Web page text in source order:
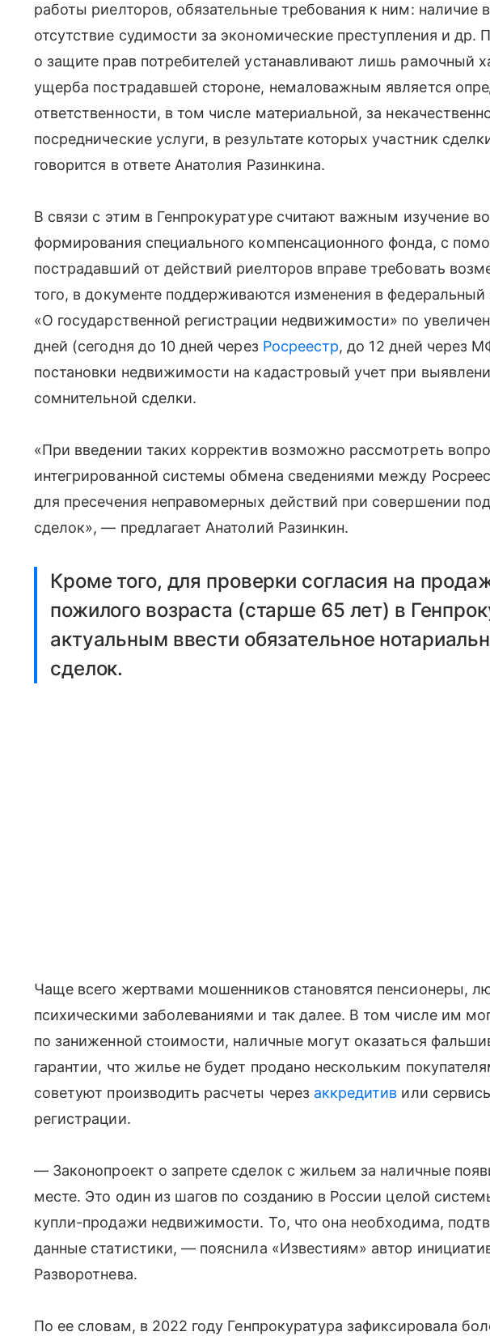
работы риелторов, обязательные требования к ним: наличие
отсутствие судимости за экономические преступления и др.
о защите прав потребителей устанавливают лишь рамочный
ущерба пострадавшей стороне, немаловажным является
ответственности, в том числе материальной, за
посреднические услуги, в результате которых участник
говорится в ответе Анатолия Разинкина.
В связи с этим в Генпрокуратуре считают важным изучение
формирования специального компенсационного фонда, с
пострадавший от действий риелторов вправе требовать
того, в документе поддерживаются изменения в федеральный
«О государственной регистрации недвижимости» по
дней (сегодня до 10 дней через Росреестр, до 12 дней через
постановки недвижимости на кадастровый учет при
сомнительной сделки.
«При введении таких корректив возможно рассмотреть
интегрированной системы обмена сведениями между
для пресечения неправомерных действий при совершении
сделок», — предлагает Анатолий Разинкин.
Кроме того, для проверки согласия на
пожилого возраста (старше 65 лет) в
актуальным ввести обязательное
сделок.
Чаще всего жертвами мошенников становятся пенсионеры,
психическими заболеваниями и так далее. В том числе им
по заниженной стоимости, наличные могут оказаться
гарантии, что жилье не будет продано нескольким
советуют производить расчеты через аккредитив или
регистрации.
— Законопроект о запрете сделок с жильем за наличные
месте. Это один из шагов по созданию в России целой
купли-продажи недвижимости. То, что она необходима,
данные статистики, — пояснила «Известиям» автор
Разворотнева.
По ее словам, в 2022 году Генпрокуратура зафиксировала